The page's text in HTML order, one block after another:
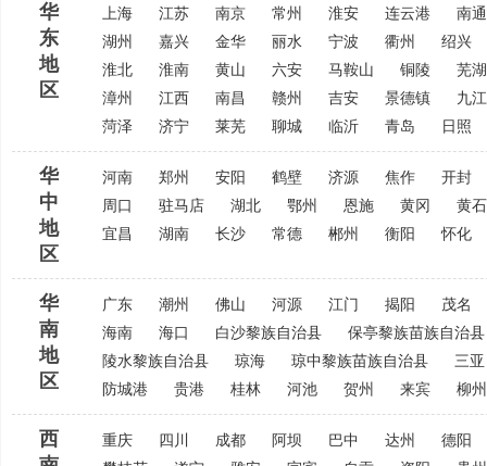
华
东
地
区
上海 江苏 南京 常州 淮安 连云港
南通
湖州
嘉兴 金华 丽水 宁波 衢州
绍兴
淮北
淮南 黄山 六安 马鞍山 铜陵
芜湖
漳州
江西 南昌 赣州 吉安 景德镇
九江
菏泽
济宁 莱芜 聊城 临沂 青岛 日照
华
中
地
区
河南 郑州 安阳 鹤壁 济源 焦作
开封
周口
驻马店 湖北 鄂州 恩施 黄冈
黄石
宜昌
湖南 长沙 常德 郴州 衡阳 怀化
华
南
地
区
广东 潮州 佛山 河源 江门 揭阳
茂名
海南
海口 白沙黎族自治县
保亭黎族苗族自治县
陵水黎族自治县
琼海 琼中黎族苗族自治县
三亚
防城港
贵港 桂林 河池 贺州 来宾 柳州
西
重庆 四川 成都 阿坝 巴中 达州
德阳